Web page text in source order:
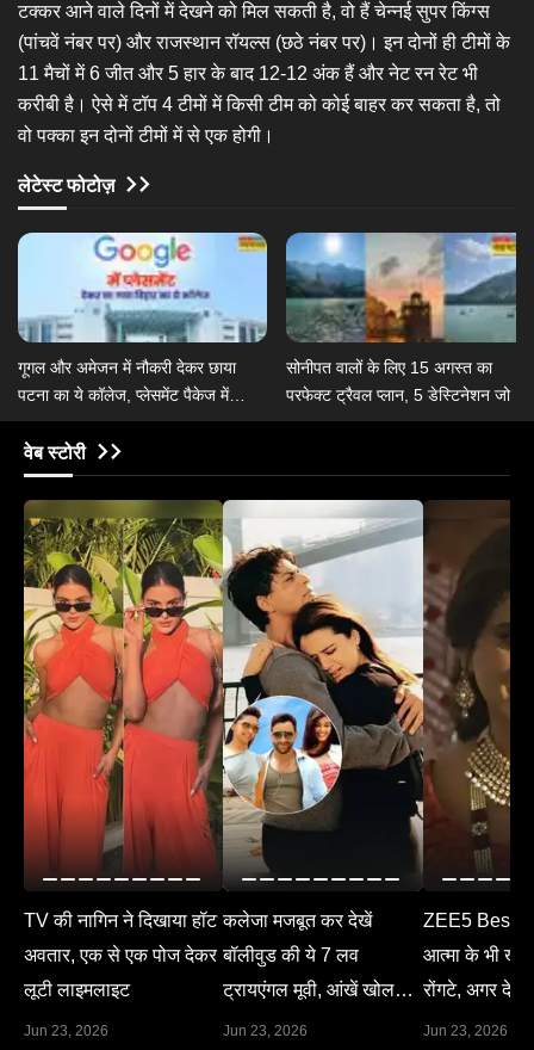
टक्कर आने वाले दिनों में देखने को मिल सकती है, वो हैं चेन्नई सुपर किंग्स
(पांचवें नंबर पर) और राजस्थान रॉयल्स (छठे नंबर पर)। इन दोनों ही टीमों के
11 मैचों में 6 जीत और 5 हार के बाद 12-12 अंक हैं और नेट रन रेट भी
करीबी है। ऐसे में टॉप 4 टीमों में किसी टीम को कोई बाहर कर सकता है, तो
वो पक्का इन दोनों टीमों में से एक होगी।
लेटेस्ट फोटोज़
गूगल और अमेजन में नौकरी देकर छाया
पटना का ये कॉलेज, प्लेसमेंट पैकेज में
रिकॉर्ड उछाल
सोनीपत वालों के लिए 15 अगस्त का
परफेक्ट ट्रैवल प्लान, 5 डेस्टिनेशन जो कर
देंगे तरोताजा
वेब स्टोरी
TV की नागिन ने दिखाया हॉट
अवतार, एक से एक पोज देकर
लूटी लाइमलाइट
Jun 23, 2026
कलेजा मजबूत कर देखें
बॉलीवुड की ये 7 लव
ट्रायएंगल मूवी, आंखें खोल
देगा हर सीन
Jun 23, 2026
ZEE5 Best
आत्मा के भी खड़े
रोंगटे, अगर देख
Jun 23, 2026